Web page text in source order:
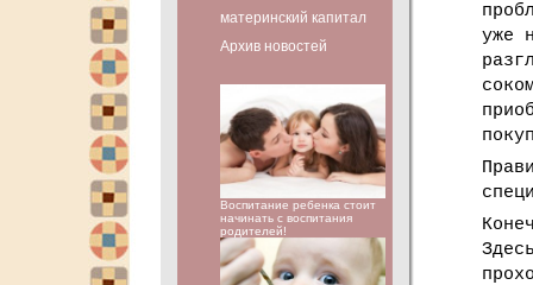
материнский капитал
Архив новостей
Воспитание ребенка стоит
начинать с воспитания
родителей!
уже